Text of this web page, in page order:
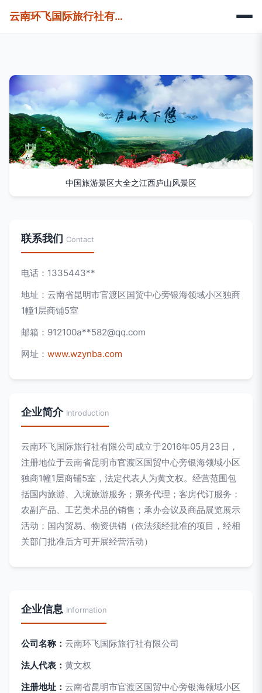
云南环飞国际旅行社有限公司
中国旅游景区大全之江西庐山风景区
联系我们 Contact
电话：1335443**
地址：云南省昆明市官渡区国贸中心旁银海领域小区独商
1幢1层商铺5室
邮箱：912100a**582@qq.com
网址： www.wzynba.com
企业简介 Introduction
云南环飞国际旅行社有限公司成立于2016年05月23日，
注册地位于云南省昆明市官渡区国贸中心旁银海领域小区
独商1幢1层商铺5室，法定代表人为黄文权。经营范围包
括国内旅游、入境旅游服务；票务代理；客房代订服务；
农副产品、工艺美术品的销售；承办会议及商品展览展示
活动；国内贸易、物资供销（依法须经批准的项目，经相
关部门批准后方可开展经营活动）
企业信息 Information
公司名称： 云南环飞国际旅行社有限公司
法人代表： 黄文权
注册地址： 云南省昆明市官渡区国贸中心旁银海领域小区